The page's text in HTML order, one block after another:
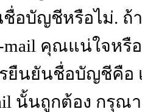
ชื่อบัญชีหรือไม่.
คุณแน่ใจหรื
ยืนยันชื่อบัญชีคือ
นั้นถูกต้อง กรุณ